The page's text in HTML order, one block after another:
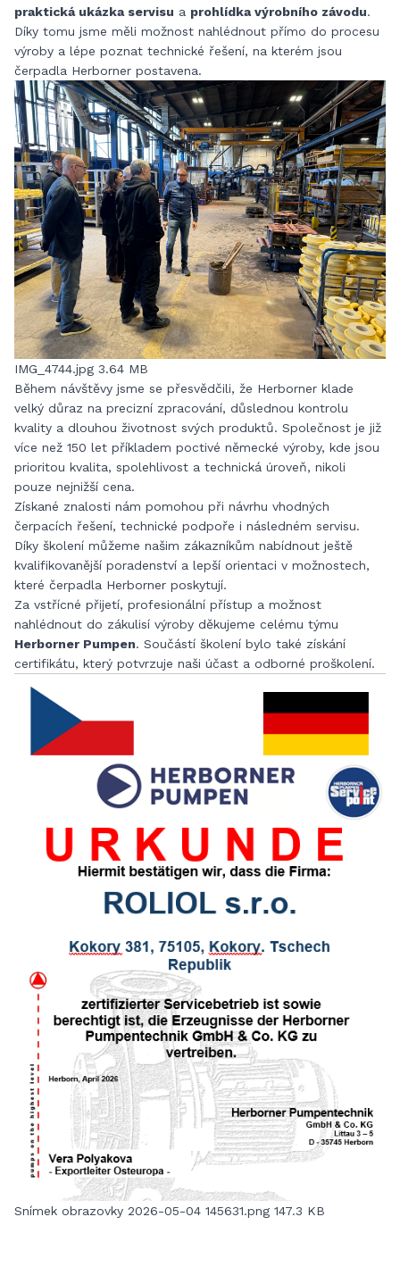
praktická ukázka servisu a prohlídka výrobního závodu.
Díky tomu jsme měli možnost nahlédnout přímo do procesu
výroby a lépe poznat technické řešení, na kterém jsou
čerpadla Herborner postavena.
IMG_4744.jpg 3.64 MB
Během návštěvy jsme se přesvědčili, že Herborner klade
velký důraz na precizní zpracování, důslednou kontrolu
kvality a dlouhou životnost svých produktů. Společnost je již
více než 150 let příkladem poctivé německé výroby, kde jsou
prioritou kvalita, spolehlivost a technická úroveň, nikoli
pouze nejnižší cena.
Získané znalosti nám pomohou při návrhu vhodných
čerpacích řešení, technické podpoře i následném servisu.
Díky školení můžeme našim zákazníkům nabídnout ještě
kvalifikovanější poradenství a lepší orientaci v možnostech,
které čerpadla Herborner poskytují.
Za vstřícné přijetí, profesionální přístup a možnost
nahlédnout do zákulisí výroby děkujeme celému týmu
Herborner Pumpen. Součástí školení bylo také získání
certifikátu, který potvrzuje naši účast a odborné proškolení.
Snímek obrazovky 2026-05-04 145631.png 147.3 KB